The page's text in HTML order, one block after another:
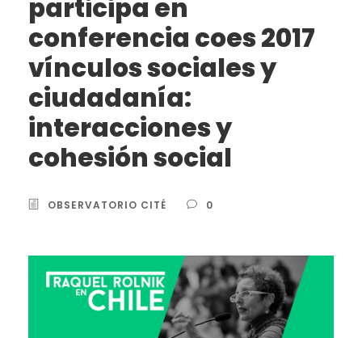
participa en
conferencia coes 2017
vínculos sociales y
ciudadanía:
interacciones y
cohesión social
OBSERVATORIO CITÉ 0